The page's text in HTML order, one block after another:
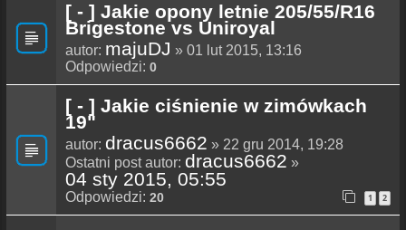
[ - ] Jakie opony letnie 205/55/R16
Brigestone vs Uniroyal
autor: majuDJ » 01 lut 2015, 13:16
Odpowiedzi: 0
[ - ] Jakie ciśnienie w zimówkach
19"
autor: dracus6662 » 22 gru 2014, 19:28
Ostatni post autor: dracus6662 »
04 sty 2015, 05:55
Odpowiedzi: 20 1 2